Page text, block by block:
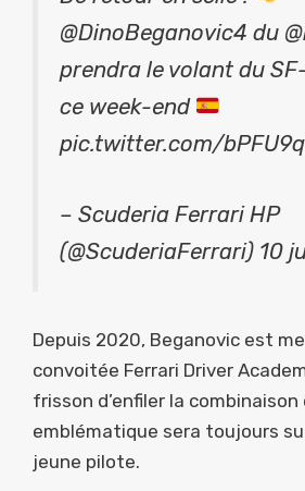
@DinoBeganovic4 du
prendra le volant du
ce week-end
pic.twitter.com/
– Scuderia Ferrari HP
(@ScuderiaFerrari) 10
Depuis 2020, Beganovic est
convoitée Ferrari Driver
frisson d’enfiler la combinaison
emblématique sera toujours
jeune pilote.